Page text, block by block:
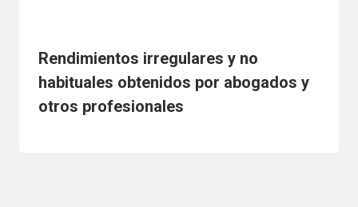
Rendimientos irregulares y no
habituales obtenidos por abogados y
otros profesionales